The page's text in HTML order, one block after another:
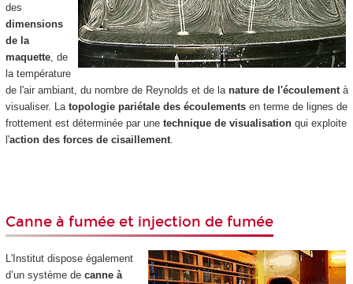
des
dimensions
de la
maquette, de
la température
de l'air ambiant, du nombre de Reynolds et de la nature de l'écoulementà
visualiser. La topologie pariétale des écoulementsen terme de lignes de
frottement est déterminée par une technique de visualisationqui exploite
l'action des forces de cisaillement.
Canne à fumée et injection de fumée
L'Institut dispose également
d’un système de canne à